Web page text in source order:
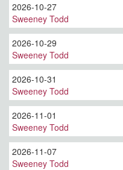
2026-10-27
Sweeney Todd
2026-10-29
Sweeney Todd
2026-10-31
Sweeney Todd
2026-11-01
Sweeney Todd
2026-11-07
Sweeney Todd